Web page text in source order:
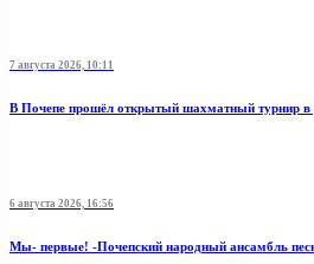
7 августа 2026, 10:11
В Почепе прошёл открытый шахматный турнир в
6 августа 2026, 16:56
Мы- первые! -Почепский народный ансамбль